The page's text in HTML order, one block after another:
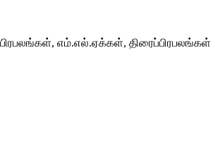
எம்.எல்.ஏக்கள், திரைப்பிரபலங்கள்